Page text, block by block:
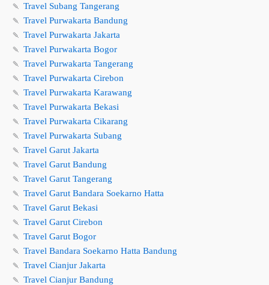
🍡 Travel Subang Tangerang
🍡 Travel Purwakarta Bandung
🍡 Travel Purwakarta Jakarta
🍡 Travel Purwakarta Bogor
🍡 Travel Purwakarta Tangerang
🍡 Travel Purwakarta Cirebon
🍡 Travel Purwakarta Karawang
🍡 Travel Purwakarta Bekasi
🍡 Travel Purwakarta Cikarang
🍡 Travel Purwakarta Subang
🍡 Travel Garut Jakarta
🍡 Travel Garut Bandung
🍡 Travel Garut Tangerang
🍡 Travel Garut Bandara Soekarno Hatta
🍡 Travel Garut Bekasi
🍡 Travel Garut Cirebon
🍡 Travel Garut Bogor
🍡 Travel Bandara Soekarno Hatta Bandung
🍡 Travel Cianjur Jakarta
🍡 Travel Cianjur Bandung